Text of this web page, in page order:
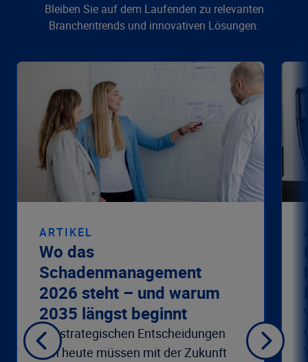
Bleiben Sie auf dem Laufenden zu relevanten
Branchentrends und innovativen Lösungen.
ARTIKEL
Wo das
Schadenmanagement
2026 steht – und warum
2035 längst beginnt
Die strategischen Entscheidungen
von heute müssen mit der Zukunft